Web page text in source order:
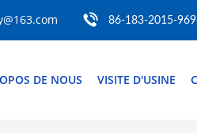
86-183-2015-
DE NOUS VISITE D'USINE